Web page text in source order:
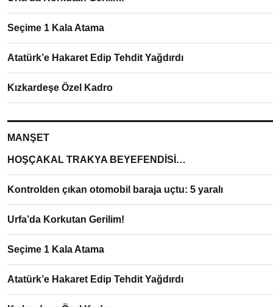
Seçime 1 Kala Atama
Atatürk’e Hakaret Edip Tehdit Yağdırdı
Kızkardeşe Özel Kadro
MANŞET
HOŞÇAKAL TRAKYA BEYEFENDİSİ…
Kontrolden çıkan otomobil baraja uçtu: 5 yaralı
Urfa’da Korkutan Gerilim!
Seçime 1 Kala Atama
Atatürk’e Hakaret Edip Tehdit Yağdırdı